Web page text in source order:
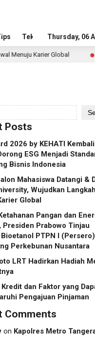
Tekno Thursday, 06
4 hour ago
Posts
2026 by KEHATI Kembali
ESG Menjadi
Bisnis Indonesia
Mahasiswa Datangi &
Wujudkan
Global
Pangan dan
Presiden Prabowo Tinjau
PTPN I
Perkebunan Nusantara
LRT Hadirkan Hadiah
dan Faktor yang
Pengajuan Pinjaman
Comments
on Kapolres Metro